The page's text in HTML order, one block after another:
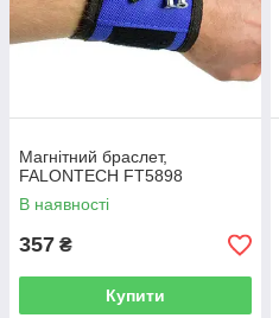
Магнітний браслет,
FALONTECH FT5898
В наявності
357 ₴
Купити